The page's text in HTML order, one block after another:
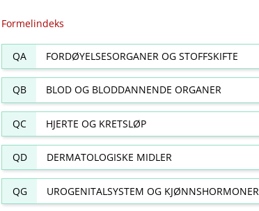
Formelindeks
QA FORDØYELSESORGANER OG STOFFSKIFTE
QB BLOD OG BLODDANNENDE ORGANER
QC HJERTE OG KRETSLØP
QD DERMATOLOGISKE MIDLER
QG UROGENITALSYSTEM OG KJØNNSHORMONER